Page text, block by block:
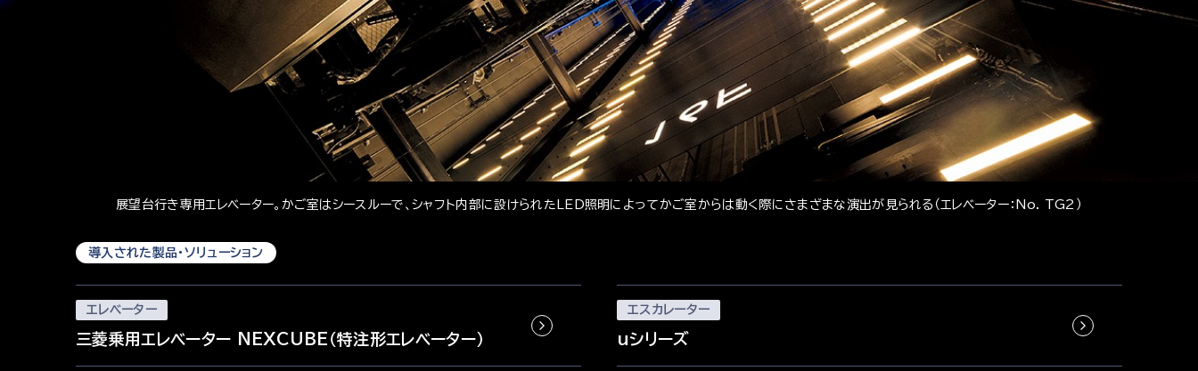
展望台行き専用エレベーター。かご室はシースルーで、シャフト内部に設けられたLED照明によってかご室からは動く際にさまざまな演出が見られる（エレベーター：No. TG2）
導入された製品・ソリューション
エレベーター
三菱乗用エレベーター NEXCUBE（特注形エレベーター）
エスカレーター
uシリーズ